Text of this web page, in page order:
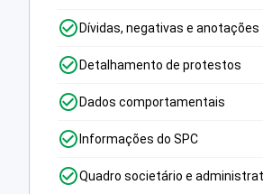
Dívidas, negativas e anotações
Detalhamento de protestos
Dados comportamentais
Informações do SPC
Quadro societário e